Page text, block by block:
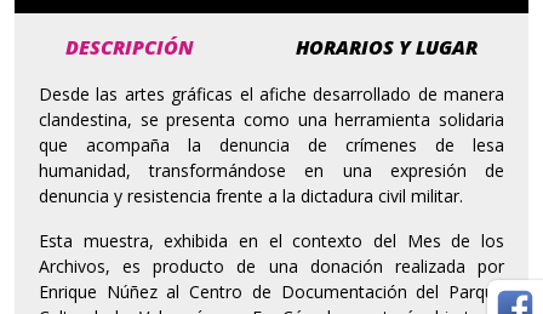
DESCRIPCIÓN HORARIOS Y LUGAR
Desde las artes gráficas el afiche desarrollado de manera
clandestina, se presenta como una herramienta solidaria
que acompaña la denuncia de crímenes de lesa
humanidad, transformándose en una expresión de
denuncia y resistencia frente a la dictadura civil militar.
Esta muestra, exhibida en el contexto del Mes de los
Archivos, es producto de una donación realizada por
Enrique Núñez al Centro de Documentación del Parque